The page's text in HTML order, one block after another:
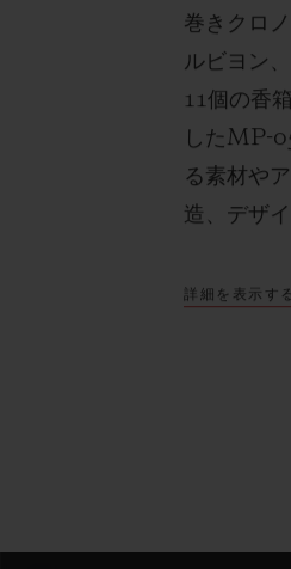
巻きクロ
ルビヨン、
11個の香
した MP-
る素材や
造、デザ
詳細を表示する